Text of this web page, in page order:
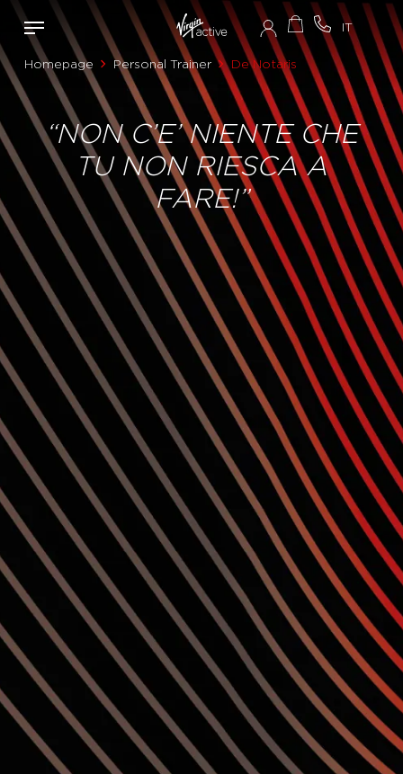
Homepage Personal Trainer De Notaris
“NON C’E’ NIENTE CHE
TU NON RIESCA A
FARE!”